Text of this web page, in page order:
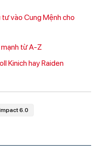
vào Cung Mệnh cho
từ A-Z
Kinich hay Raiden
6.0